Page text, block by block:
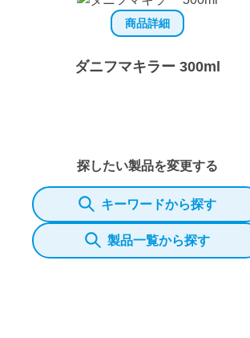
商品詳細
ダニフマキラー 300ml
探したい製品を変更する
キーワードから探す
製品一覧から探す